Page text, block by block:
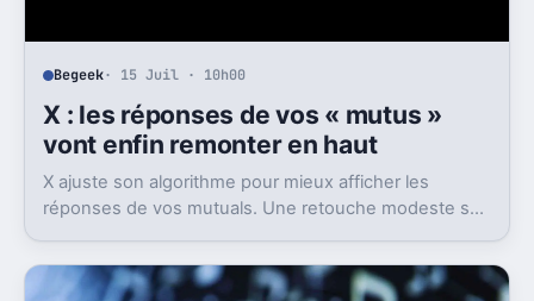
Begeek· 15 Juil · 10h00
X : les réponses de vos « mutus »
vont enfin remonter en haut
X ajuste son algorithme pour mieux afficher les
réponses de vos mutuals. Une retouche modeste sur